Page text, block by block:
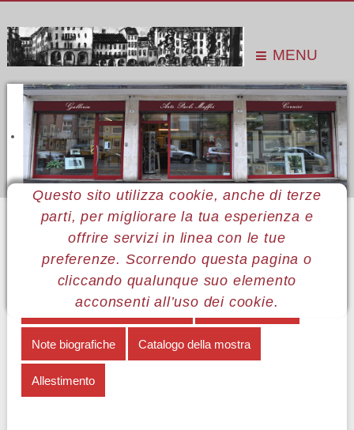
MENU
Questo sito utilizza cookie, anche di terze
parti, per migliorare la tua esperienza e
offrire servizi in linea con le tue
preferenze. Scorrendo questa pagina o
cliccando qualunque suo elemento
acconsenti all’uso dei cookie.
Sei qui: Home Le mostre Mostre 2017
Franco Pivetti
Note biografiche
MENÙ FRANCO PIVETTI
Le tentazioni di Santo Antonio Opere in mostra
Note biografiche Catalogo della mostra
Allestimento